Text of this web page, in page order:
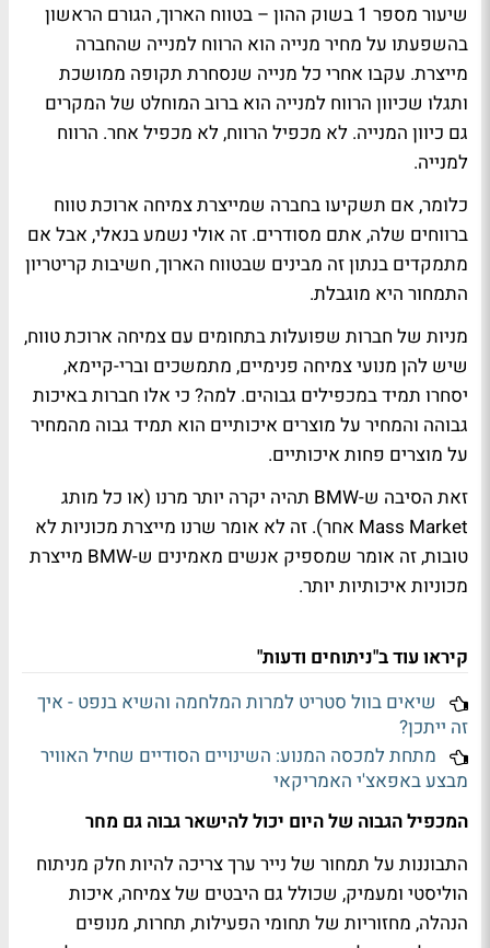
שיעור מספר 1 בשוק ההון – בטווח הארוך, הגורם הראשון
בהשפעתו על מחיר מנייה הוא הרווח למנייה שהחברה
מייצרת. עקבו אחרי כל מנייה שנסחרת תקופה ממושכת
ותגלו שכיוון הרווח למנייה הוא ברוב המוחלט של המקרים
גם כיוון המנייה. לא מכפיל הרווח, לא מכפיל אחר. הרווח
למנייה.
כלומר, אם תשקיעו בחברה שמייצרת צמיחה ארוכת טווח
ברווחים שלה, אתם מסודרים. זה אולי נשמע בנאלי, אבל אם
מתמקדים בנתון זה מבינים שבטווח הארוך, חשיבות קריטריון
התמחור היא מוגבלת.
מניות של חברות שפועלות בתחומים עם צמיחה ארוכת טווח,
שיש להן מנועי צמיחה פנימיים, מתמשכים וברי-קיימא,
יסחרו תמיד במכפילים גבוהים. למה? כי אלו חברות באיכות
גבוהה והמחיר על מוצרים איכותיים הוא תמיד גבוה מהמחיר
על מוצרים פחות איכותיים.
זאת הסיבה ש-BMW תהיה יקרה יותר מרנו (או כל מותג
Mass Market אחר). זה לא אומר שרנו מייצרת מכוניות לא
טובות, זה אומר שמספיק אנשים מאמינים ש-BMW מייצרת
מכוניות איכותיות יותר.
קיראו עוד ב"ניתוחים ודעות"
שיאים בוול סטריט למרות המלחמה והשיא בנפט - איך
זה ייתכן?
מתחת למכסה המנוע: השינויים הסודיים שחיל האוויר
מבצע באפאצ'י האמריקאי
המכפיל הגבוה של היום יכול להישאר גבוה גם מחר
התבוננות על תמחור של נייר ערך צריכה להיות חלק מניתוח
הוליסטי ומעמיק, שכולל גם היבטים של צמיחה, איכות
הנהלה, מחזוריות של תחומי הפעילות, תחרות, מנופים